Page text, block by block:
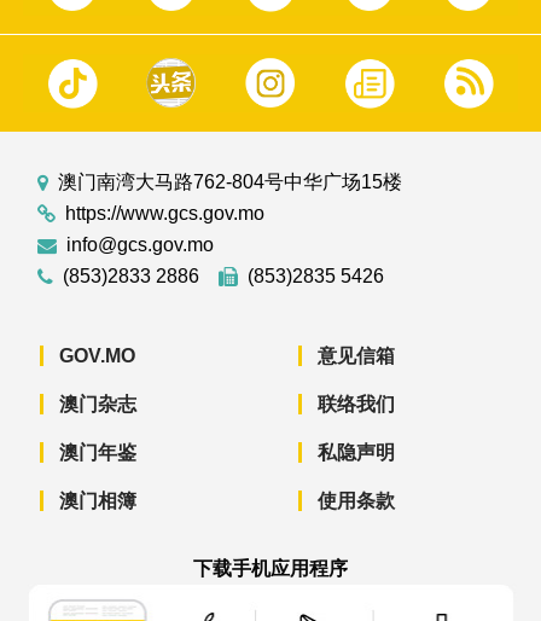
澳门南湾大马路762-804号中华广场15楼
https://www.gcs.gov.mo
info@gcs.gov.mo
(853)2833 2886
(853)2835 5426
GOV.MO
澳门杂志
澳门年鉴
澳门相簿
意见信箱
联络我们
私隐声明
使用条款
下载手机应用程序